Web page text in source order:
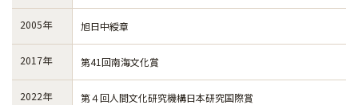
2005年 旭日中綬章
2017年 第41回南海文化賞
2022年 第４回人間文化研究機構日本研究国際賞